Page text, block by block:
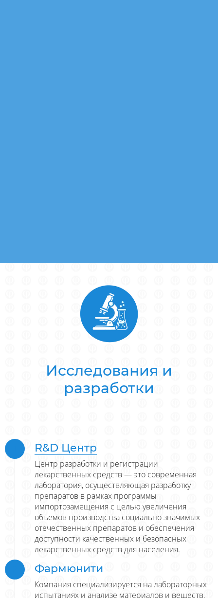
Исследования и
разработки
R&D Центр
Центр разработки и регистрации
лекарственных средств — это современная
лаборатория, осуществляющая разработку
препаратов в рамках программы
импортозамещения с целью увеличения
объемов производства социально значимых
отечественных препаратов и обеспечения
доступности качественных и безопасных
лекарственных средств для населения.
Фармюнити
Компания специализируется на лабораторных
испытаниях и анализе материалов и веществ,